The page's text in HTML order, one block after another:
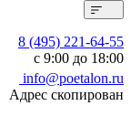
8 (495) 221-64-55
с 9:00 до 18:00
info@poetalon.ru
Адрес скопирован